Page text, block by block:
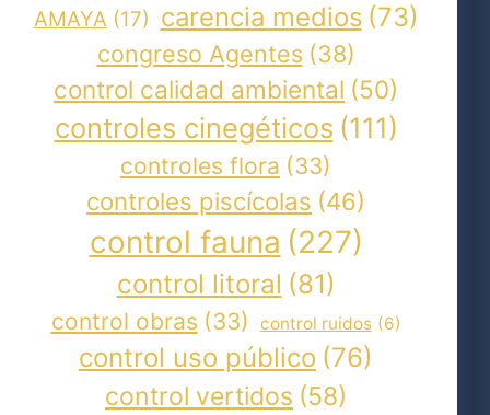
AMAYA (17) carencia medios (73)
congreso Agentes (38)
control calidad ambiental (50)
controles cinegéticos (111)
controles flora (33)
controles piscícolas (46)
control fauna (227)
control litoral (81)
control obras (33) control ruidos (6)
control uso público (76)
control vertidos (58)